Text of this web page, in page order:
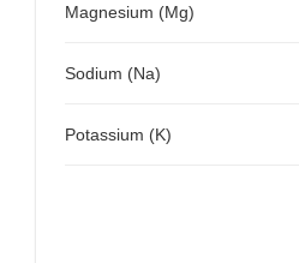
Magnesium (Mg)
Sodium (Na)
Potassium (K)